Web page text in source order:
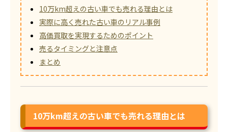
10万km超えの古い車でも売れる理由とは
実際に高く売れた古い車のリアル事例
高価買取を実現するためのポイント
売るタイミングと注意点
まとめ
10万km超えの古い車でも売れる理由とは